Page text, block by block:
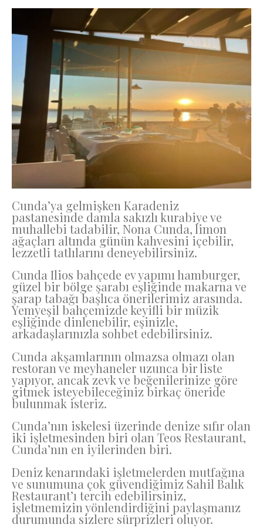
Cunda’ya gelmişken Karadeniz
pastanesinde damla sakızlı kurabiye ve
muhallebi tadabilir, Nona Cunda, limon
ağaçları altında günün kahvesini içebilir,
lezzetli tatlılarını deneyebilirsiniz.
Cunda Ilios bahçede ev yapımı hamburger,
güzel bir bölge şarabı eşliğinde makarna ve
şarap tabağı başlıca önerilerimiz arasında.
Yemyeşil bahçemizde keyifli bir müzik
eşliğinde dinlenebilir, eşinizle,
arkadaşlarınızla sohbet edebilirsiniz.
Cunda akşamlarının olmazsa olmazı olan
restoran ve meyhaneler uzunca bir liste
yapıyor, ancak zevk ve beğenilerinize göre
gitmek isteyebileceğiniz birkaç öneride
bulunmak isteriz.
Cunda’nın iskelesi üzerinde denize sıfır olan
iki işletmesinden biri olan Teos Restaurant,
Cunda’nın en iyilerinden biri.
Deniz kenarındaki işletmelerden mutfağına
ve sunumuna çok güvendiğimiz Sahil Balık
Restaurant’ı tercih edebilirsiniz,
işletmemizin yönlendirdiğini paylaşmanız
durumunda sizlere sürprizleri oluyor.